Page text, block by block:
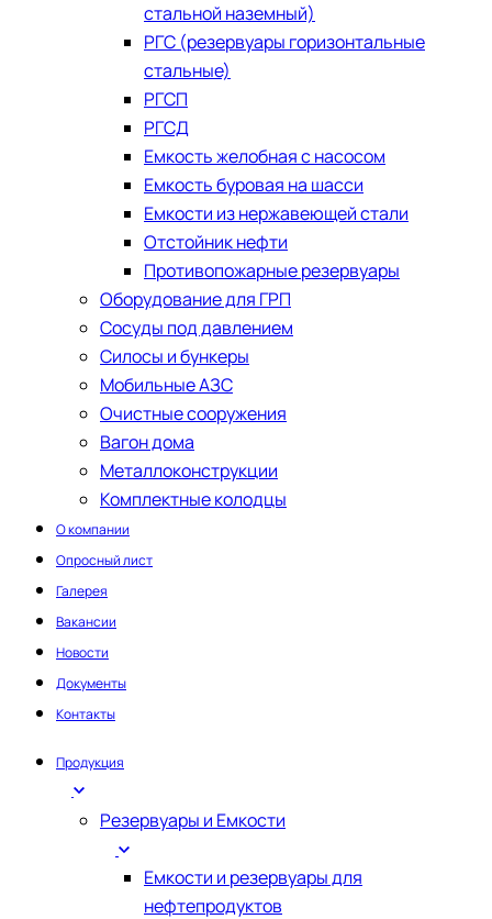
стальной наземный)
РГС (резервуары горизонтальные
стальные)
РГСП
РГСД
Емкость желобная с насосом
Емкость буровая на шасси
Емкости из нержавеющей стали
​Отстойник нефти
Противопожарные резервуары
Оборудование для ГРП
Сосуды под давлением
Силосы и бункеры
Мобильные АЗС
Очистные сооружения
Вагон дома
Металлоконструкции
Комплектные колодцы
О компании
Опросный лист
Галерея
Вакансии
Новости
Документы
Контакты
Продукция
Резервуары и Емкости
Емкости и резервуары для
нефтепродуктов